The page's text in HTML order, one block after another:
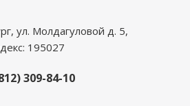
ул. Молдагуловой д. 5,
195027
309-84-10